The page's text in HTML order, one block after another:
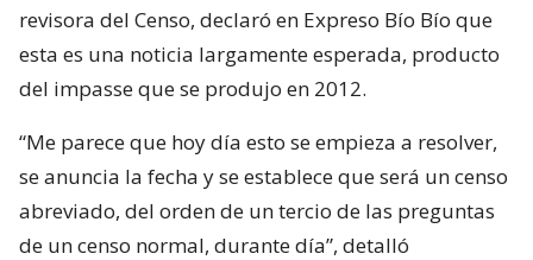
revisora del Censo, declaró en Expreso Bío Bío que
esta es una noticia largamente esperada, producto
del impasse que se produjo en 2012.
“Me parece que hoy día esto se empieza a resolver,
se anuncia la fecha y se establece que será un censo
abreviado, del orden de un tercio de las preguntas
de un censo normal, durante día”, detalló